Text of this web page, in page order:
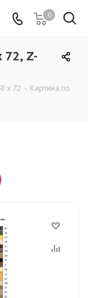
0
Z-
x 72 - Картина по